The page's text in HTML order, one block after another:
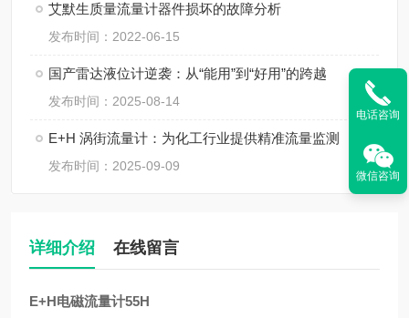
艾默生质量流量计器件损坏的故障分析
发布时间：2022-06-15
国产雷达液位计逆袭：从“能用”到“好用”的跨越
发布时间：2025-08-14
E+H 涡街流量计：为化工行业提供精准流量监测
发布时间：2025-09-09
详细介绍 在线留言
E+H电磁流量计55H
电话咨询
微信咨询